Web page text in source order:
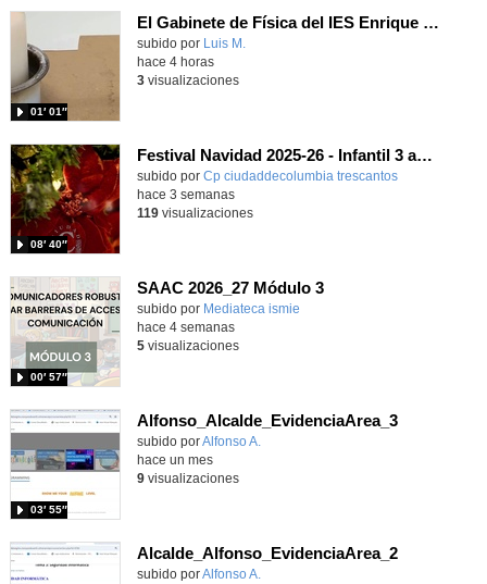
El Gabinete de Física del IES Enrique Tierno Galván de Parla (Curso 25-26)
Contenido educativo.
subido por Luis M.
01′ 01″
hace 4 horas
3visualizaciones
Festival Navidad 2025-26 - Infantil 3 años
subido por Cp ciudaddecolumbia trescantos
08′ 40″
-
hace 3 semanas
119visualizaciones
SAAC 2026_27 Módulo 3
subido por Mediateca ismie
00′ 57″
hace 4 semanas
5visualizaciones
Alfonso_Alcalde_EvidenciaArea_3
Contenido educativo.
subido porAlfonso A.
03′ 55″
hace un mes
9visualizaciones
Alcalde_Alfonso_EvidenciaArea_2
Contenido educativo.
subido porAlfonso A.